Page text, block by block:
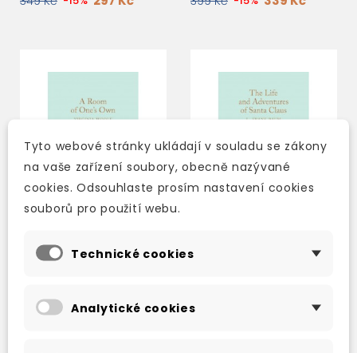
Tyto webové stránky ukládají v souladu se zákony
na vaše zařízení soubory, obecně nazývané
cookies. Odsouhlaste prosím nastavení cookies
souborů pro použití webu.
Technické cookies
Analytické cookies